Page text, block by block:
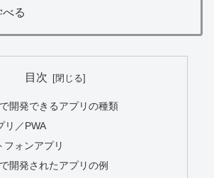
る
目次
開発できるアプリの種類
リ／PWA
フォンアプリ
開発されたアプリの例